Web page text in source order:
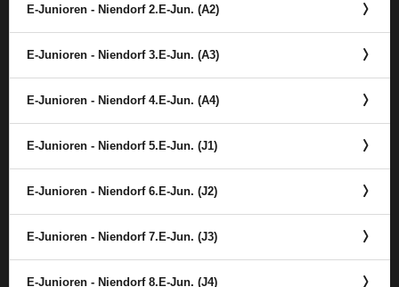
E-Junioren - Niendorf 2.E-Jun. (A2)
E-Junioren - Niendorf 3.E-Jun. (A3)
E-Junioren - Niendorf 4.E-Jun. (A4)
E-Junioren - Niendorf 5.E-Jun. (J1)
E-Junioren - Niendorf 6.E-Jun. (J2)
E-Junioren - Niendorf 7.E-Jun. (J3)
E-Junioren - Niendorf 8.E-Jun. (J4)